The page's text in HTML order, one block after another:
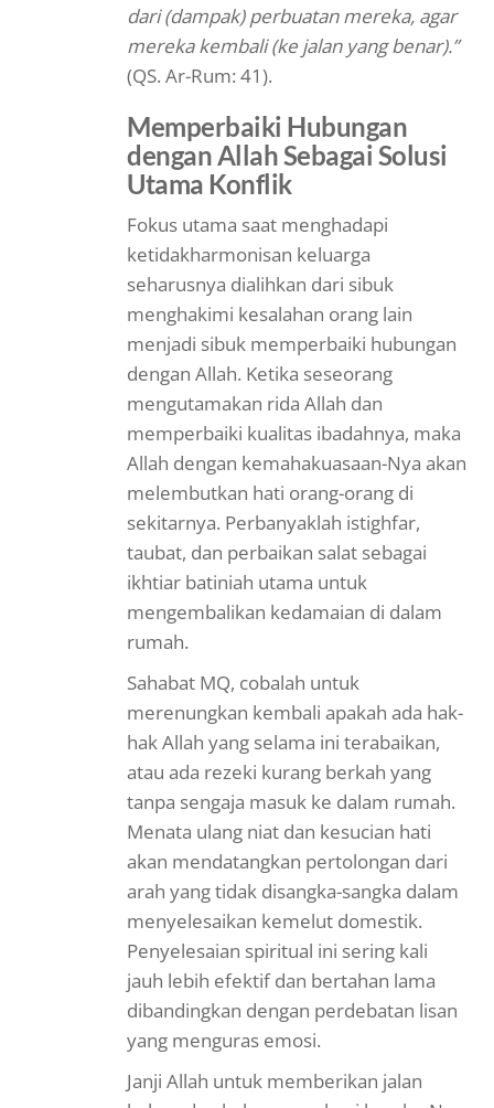
dari (dampak) perbuatan mereka, agar
mereka kembali (ke jalan yang benar).”
(QS. Ar-Rum: 41).
Memperbaiki Hubungan
dengan Allah Sebagai Solusi
Utama Konflik
Fokus utama saat menghadapi
ketidakharmonisan keluarga
seharusnya dialihkan dari sibuk
menghakimi kesalahan orang lain
menjadi sibuk memperbaiki hubungan
dengan Allah. Ketika seseorang
mengutamakan rida Allah dan
memperbaiki kualitas ibadahnya, maka
Allah dengan kemahakuasaan-Nya akan
melembutkan hati orang-orang di
sekitarnya. Perbanyaklah istighfar,
taubat, dan perbaikan salat sebagai
ikhtiar batiniah utama untuk
mengembalikan kedamaian di dalam
rumah.
Sahabat MQ, cobalah untuk
merenungkan kembali apakah ada hak-
hak Allah yang selama ini terabaikan,
atau ada rezeki kurang berkah yang
tanpa sengaja masuk ke dalam rumah.
Menata ulang niat dan kesucian hati
akan mendatangkan pertolongan dari
arah yang tidak disangka-sangka dalam
menyelesaikan kemelut domestik.
Penyelesaian spiritual ini sering kali
jauh lebih efektif dan bertahan lama
dibandingkan dengan perdebatan lisan
yang menguras emosi.
Janji Allah untuk memberikan jalan